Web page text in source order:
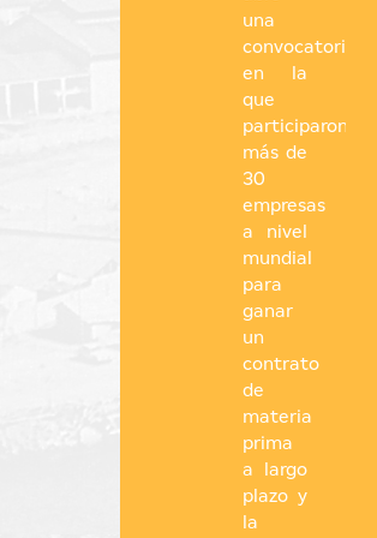
una
convocatoria
en la
que
participaron
más de
30
empresas
a nivel
mundial
para
ganar
un
contrato
de
materia
prima
a largo
plazo y
la